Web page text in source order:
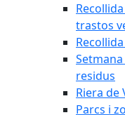
trastos
residus
Riera de
Parcs i